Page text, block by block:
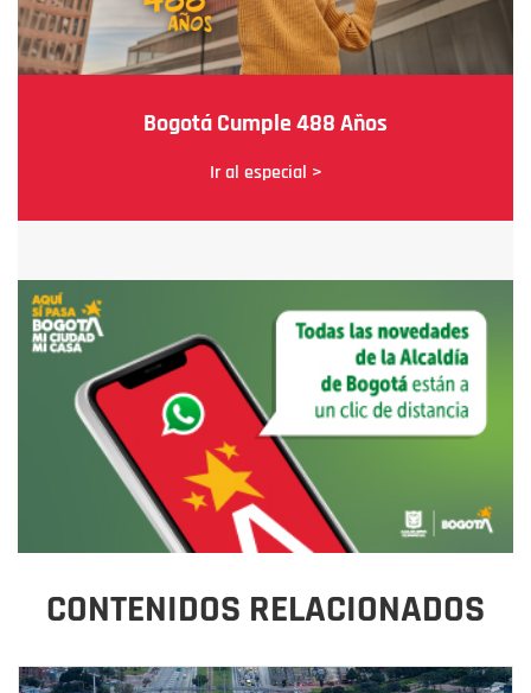
Bogotá Cumple 488 Años
Ir al especial >
CONTENIDOS RELACIONADOS